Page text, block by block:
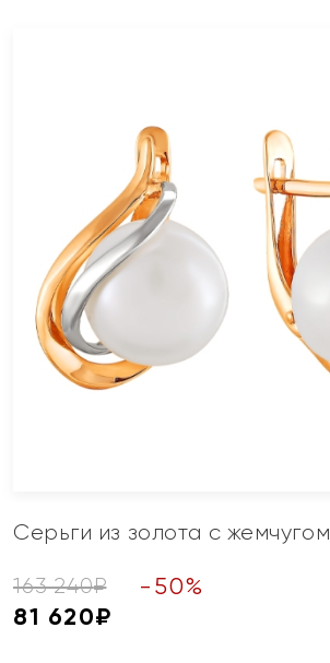
Серьги из золота с жемчугом
163 240₽ - 50%
81 620₽